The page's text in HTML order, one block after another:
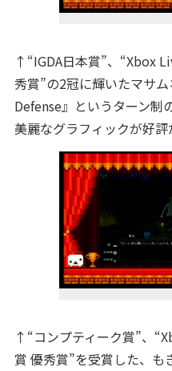
↑“IGDA日本賞”、“Xbox
秀賞”の2冠に輝いたマサ
Defense』というターン制
美麗なグラフィックが好評
↑“コンプティーク賞”、
賞 優秀賞”を受賞した、